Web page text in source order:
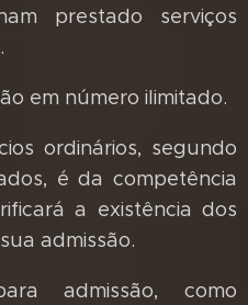
prestado serviços
em número ilimitado.
ordinários, segundo
é da competência
a existência dos
admissão.
admissão, como